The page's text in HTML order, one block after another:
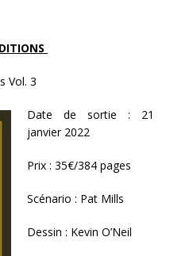
Vol. 3
Date de sortie : 21
janvier 2022
Prix : 35€/384 pages
Scénario : Pat Mills
Dessin : Kevin O’Neil